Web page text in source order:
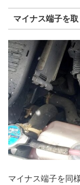
マイナス端子を
マイナス端子を同